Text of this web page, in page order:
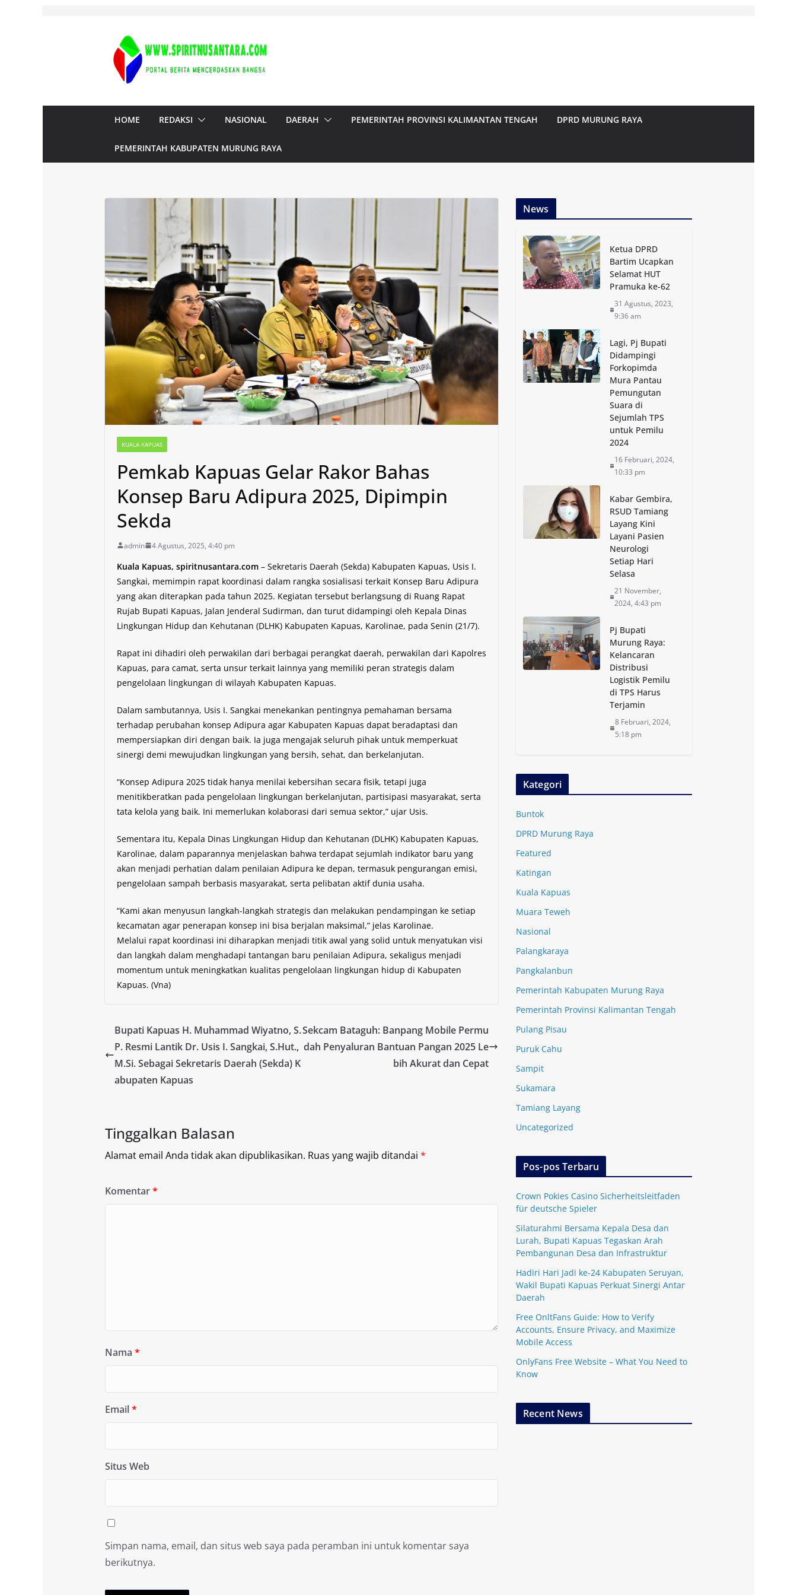
HOME REDAKSI NASIONAL DAERAH PEMERINTAH PROVINSI KALIMANTAN TENGAH DPRD MURUNG RAYA
PEMERINTAH KABUPATEN MURUNG RAYA
KUALA KAPUAS
Pemkab Kapuas Gelar Rakor Bahas
Konsep Baru Adipura 2025, Dipimpin
Sekda
admin 4 Agustus, 2025, 4:40 pm
Kuala Kapuas, spiritnusantara.com – Sekretaris Daerah (Sekda) Kabupaten Kapuas, Usis I.
Sangkai, memimpin rapat koordinasi dalam rangka sosialisasi terkait Konsep Baru Adipura
yang akan diterapkan pada tahun 2025. Kegiatan tersebut berlangsung di Ruang Rapat
Rujab Bupati Kapuas, Jalan Jenderal Sudirman, dan turut didampingi oleh Kepala Dinas
Lingkungan Hidup dan Kehutanan (DLHK) Kabupaten Kapuas, Karolinae, pada Senin (21/7).
Rapat ini dihadiri oleh perwakilan dari berbagai perangkat daerah, perwakilan dari Kapolres
Kapuas, para camat, serta unsur terkait lainnya yang memiliki peran strategis dalam
pengelolaan lingkungan di wilayah Kabupaten Kapuas.
Dalam sambutannya, Usis I. Sangkai menekankan pentingnya pemahaman bersama
terhadap perubahan konsep Adipura agar Kabupaten Kapuas dapat beradaptasi dan
mempersiapkan diri dengan baik. Ia juga mengajak seluruh pihak untuk memperkuat
sinergi demi mewujudkan lingkungan yang bersih, sehat, dan berkelanjutan.
“Konsep Adipura 2025 tidak hanya menilai kebersihan secara fisik, tetapi juga
menitikberatkan pada pengelolaan lingkungan berkelanjutan, partisipasi masyarakat, serta
tata kelola yang baik. Ini memerlukan kolaborasi dari semua sektor,” ujar Usis.
Sementara itu, Kepala Dinas Lingkungan Hidup dan Kehutanan (DLHK) Kabupaten Kapuas,
Karolinae, dalam paparannya menjelaskan bahwa terdapat sejumlah indikator baru yang
akan menjadi perhatian dalam penilaian Adipura ke depan, termasuk pengurangan emisi,
pengelolaan sampah berbasis masyarakat, serta pelibatan aktif dunia usaha.
“Kami akan menyusun langkah-langkah strategis dan melakukan pendampingan ke setiap
kecamatan agar penerapan konsep ini bisa berjalan maksimal,” jelas Karolinae.
Melalui rapat koordinasi ini diharapkan menjadi titik awal yang solid untuk menyatukan visi
dan langkah dalam menghadapi tantangan baru penilaian Adipura, sekaligus menjadi
momentum untuk meningkatkan kualitas pengelolaan lingkungan hidup di Kabupaten
Kapuas. (Vna)
Bupati Kapuas H. Muhammad Wiyatno, S.
P. Resmi Lantik Dr. Usis I. Sangkai, S.Hut.,
M.Si. Sebagai Sekretaris Daerah (Sekda) K
abupaten Kapuas
Sekcam Bataguh: Banpang Mobile Permu
dah Penyaluran Bantuan Pangan 2025 Le
bih Akurat dan Cepat
Tinggalkan Balasan
Alamat email Anda tidak akan dipublikasikan. Ruas yang wajib ditandai *
Komentar*
Nama *
Email*
Situs Web
Simpan nama, email, dan situs web saya pada peramban ini untuk komentar saya
berikutnya.
News
Ketua DPRD
Bartim Ucapkan
Selamat HUT
Pramuka ke-62
31 Agustus, 2023,
9:36 am
Lagi, Pj Bupati
Didampingi
Forkopimda
Mura Pantau
Pemungutan
Suara di
Sejumlah TPS
untuk Pemilu
2024
16 Februari, 2024,
10:33 pm
Kabar Gembira,
RSUD Tamiang
Layang Kini
Layani Pasien
Neurologi
Setiap Hari
Selasa
21 November,
2024, 4:43 pm
Pj Bupati
Murung Raya:
Kelancaran
Distribusi
Logistik Pemilu
di TPS Harus
Terjamin
8 Februari, 2024,
5:18 pm
Kategori
Buntok
DPRD Murung Raya
Featured
Katingan
Kuala Kapuas
Muara Teweh
Nasional
Palangkaraya
Pangkalanbun
Pemerintah Kabupaten Murung Raya
Pemerintah Provinsi Kalimantan Tengah
Pulang Pisau
Puruk Cahu
Sampit
Sukamara
Tamiang Layang
Uncategorized
Pos-pos Terbaru
Crown Pokies Casino Sicherheitsleitfaden
für deutsche Spieler
Silaturahmi Bersama Kepala Desa dan
Lurah, Bupati Kapuas Tegaskan Arah
Pembangunan Desa dan Infrastruktur
Hadiri Hari Jadi ke-24 Kabupaten Seruyan,
Wakil Bupati Kapuas Perkuat Sinergi Antar
Daerah
Free OnltFans Guide: How to Verify
Accounts, Ensure Privacy, and Maximize
Mobile Access
OnlyFans Free Website – What You Need to
Know
Recent News